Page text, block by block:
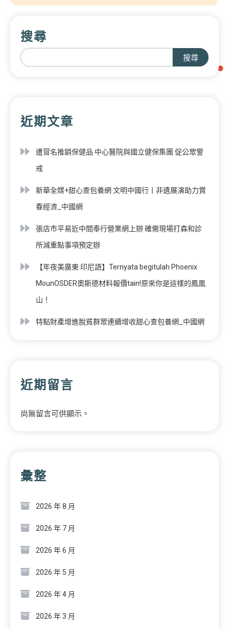
搜尋
搜尋
近期文章
遭冒名推銷保健品 中心醫院與國立健保集團 促公眾警
戒
新華全媒+甜心查包養網·文明中國行丨非遺展演助力賞
春經濟_中國網
張店市平易近中間奉行營業網上辦 確需現場打森和診
所減重點事項預定辦
【年夜美廣東·印尼語】Ternyata begitulah Phoenix
MounOSDER奧斯德材料報價tain!原來你是這樣的鳳凰
山！
特點財產增進脫貧群眾連續增收甜心查包養網_中國網
近期留言
尚無留言可供顯示。
彙整
2026 年 8 月
2026 年 7 月
2026 年 6 月
2026 年 5 月
2026 年 4 月
2026 年 3 月